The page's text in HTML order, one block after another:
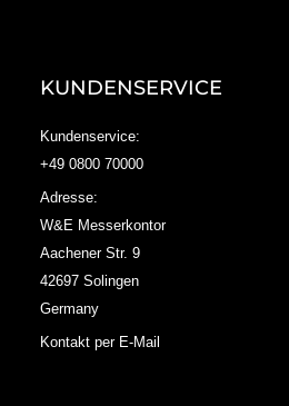
KUNDENSERVICE
Kundenservice:
+49 0800 70000
Adresse:
W&E Messerkontor
Aachener Str. 9
42697 Solingen
Germany
Kontakt per E-Mail